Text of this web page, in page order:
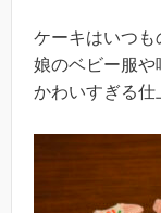
ケーキはいつも
娘のベビー服や
かわいすぎる仕